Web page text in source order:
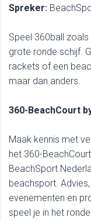
Spreker:
Speel 360ball
grote ronde schijf.
rackets of een
maar dan anders.
360-BeachCourt
Maak kennis met
het 360-
BeachSport
beachsport.
evenementen en
speel je in het